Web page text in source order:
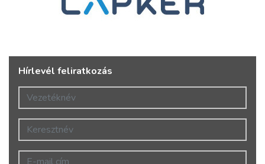
Hírlevél feliratkozás
Vezetéknév
Keresztnév
E-mail cím